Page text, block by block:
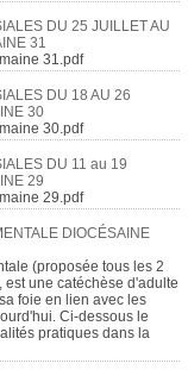
DU 25 JUILLET AU
31
31.pdf
DU 18 AU 26
30
30.pdf
DU 11 au 19
29
29.pdf
DIOCÉSAINE
(proposée tous les 2
une catéchèse d'adulte
foie en lien avec les
Ci-dessous le
pratiques dans la